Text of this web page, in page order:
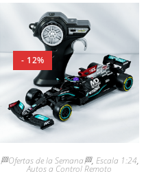
- 12%
🏁Ofertas de la Semana🏁, Escala 1:24,
Autos a Control Remoto